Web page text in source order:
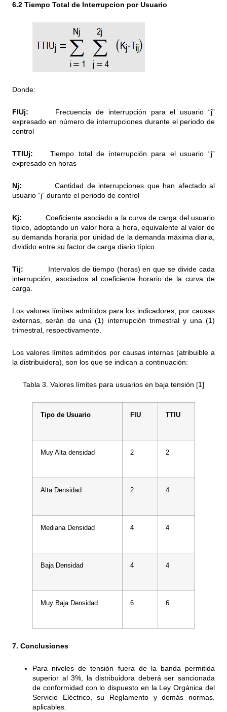
6.2 Tiempo Total de Interrupcion por Usuario
Donde:
FIUj: Frecuencia de interrupción para el usuario “j”
expresado en número de interrupciones durante el periodo de
control
TTIUj:Tiempo total de interrupción para el usuario “j”
expresado en horas
Nj: Cantidad de interrupciones que han afectado al
usuario “j” durante el periodo de control
Kj: Coeficiente asociado a la curva de carga del usuario
típico, adoptando un valor hora a hora, equivalente al valor de
su demanda horaria por unidad de la demanda máxima diaria,
dividido entre su factor de carga diario típico.
Tij: Intervalos de tiempo (horas) en que se divide cada
interrupción, asociados al coeficiente horario de la curva de
carga.
Los valores límites admitidos para los indicadores, por causas
externas, serán de una (1) interrupción trimestral y una (1)
trimestral, respectivamente.
Los valores límites admitidos por causas internas (atribuible a
la distribuidora), son los que se indican a continuación:
Tabla 3. Valores límites para usuarios en baja tensión [1]
Tipo de Usuario FIU TTIU
Muy Alta densidad 2 2
Alta Densidad 2 4
Mediana Densidad 4 4
Baja Densidad 4 4
Muy Baja Densidad 6 6
7. Conclusiones
Para niveles de tensión fuera de la banda permitida
superior al 3%, la distribuidora deberá ser sancionada
de conformidad con lo dispuesto en la Ley Orgánica del
Servicio Eléctrico, su Reglamento y demás normas.
aplicables.